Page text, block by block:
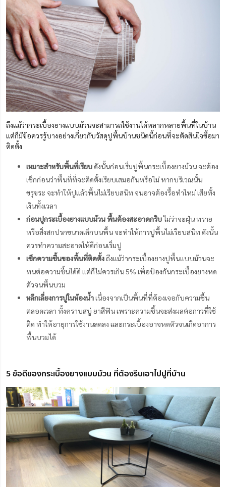
ถึงแม้ว่ากระเบื้องยางแบบม้วนจะสามารถใช้งานได้หลากหลายพื้นที่ในบ้าน
แต่ก็มีข้อควรรู้บางอย่างเกี่ยวกับวัสดุปูพื้นบ้านชนิดนี้ก่อนที่จะตัดสินใจซื้อมา
ติดตั้ง
เหมาะสำหรับพื้นที่เรียบ ดังนั้นก่อนเริ่มปูพื้นกระเบื้องยางม้วน จะต้อง
เช็กก่อนว่าพื้นที่ที่จะติดตั้งเรียบเสมอกันหรือไม่ หากบริเวณนั้น
ขรุขระ จะทำให้ปูแล้วพื้นไม่เรียบสนิท จนอาจต้องรื้อทำใหม่ เสียทั้ง
เงินทั้งเวลา
ก่อนปูกระเบื้องยางแบบม้วน พื้นต้องสะอาดกริบไม่ว่าจะฝุ่น ทราย
หรือสิ่งสกปรกขนาดเล็กบนพื้น จะทำให้การปูพื้นไม่เรียบสนิท ดังนั้น
ควรทำความสะอาดให้ดีก่อนเริ่มปู
เช็กความชื้นของพื้นที่ติดตั้งถึงแม้ว่ากระเบื้องยางปูพื้นแบบม้วนจะ
ทนต่อความชื้นได้ดี แต่ก็ไม่ควรเกิน 5% เพื่อป้องกันกระเบื้องยางหด
ตัวจนพื้นบวม
หลีกเลี่ยงการปูในห้องน้ำเนื่องจากเป็นพื้นที่ที่ต้องเจอกับความชื้น
ตลอดเวลา ทั้งคราบสบู่ ยาสีฟัน เพราะความชื้นจะส่งผลต่อกาวที่ใช้
ติด ทำให้อายุการใช้งานลดลง และกระเบื้องอาจหดตัวจนเกิดอาการ
พื้นบวมได้
5 ข้อดีของกระเบื้องยางแบบม้วน ที่ต้องรีบเอาไปปูที่บ้าน